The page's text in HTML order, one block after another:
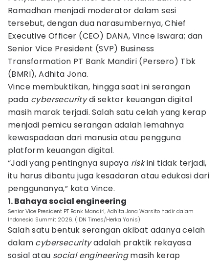
Ramadhan menjadi moderator dalam sesi
tersebut, dengan dua narasumbernya, Chief
Executive Officer (CEO) DANA, Vince Iswara; dan
Senior Vice President (SVP) Business
Transformation PT Bank Mandiri (Persero) Tbk
(BMRI), Adhita Jona.
Vince membuktikan, hingga saat ini serangan
pada cybersecuritydi sektor keuangan digital
masih marak terjadi. Salah satu celah yang kerap
menjadi pemicu serangan adalah lemahnya
kewaspadaan dari manusia atau pengguna
platform keuangan digital.
“Jadi yang pentingnya supaya riskini tidak terjadi,
itu harus dibantu juga kesadaran atau edukasi dari
penggunanya,” kata Vince.
1. Bahaya social engineering
Senior Vice President PT Bank Mandiri, Adhita Jona Warsito hadir dalam
Indonesia Summit 2026. (IDN Times/Herka Yanis)
Salah satu bentuk serangan akibat adanya celah
dalam cybersecurityadalah praktik rekayasa
sosial atau social engineeringmasih kerap